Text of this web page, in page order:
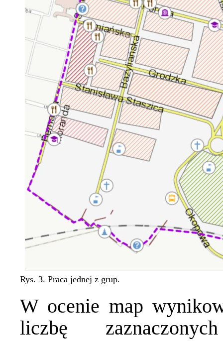
Rys. 3. Praca jednej z grup.
W ocenie map
liczbę